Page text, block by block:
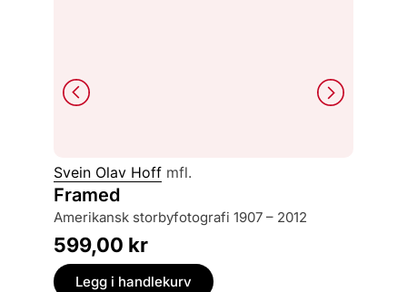
Svein Olav Hoff mfl.
Framed
amerikansk storbyfotografi 1907 – 2012
599,00 kr
Legg i handlekurv